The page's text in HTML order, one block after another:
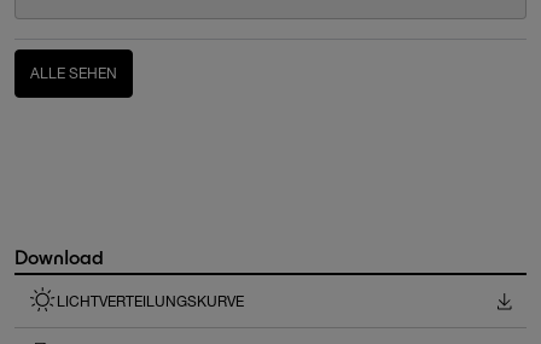
ALLE SEHEN
Download
LICHTVERTEILUNGSKURVE